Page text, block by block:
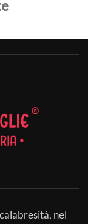
nel